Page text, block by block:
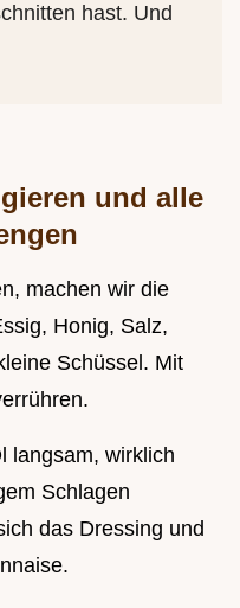
hast. Und
und alle
machen wir die
Honig, Salz,
Schüssel. Mit
langsam, wirklich
Schlagen
das Dressing und